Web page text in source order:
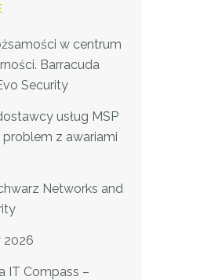
w centrum
Barracuda
Security
usług MSP
z awariami
Networks and
2026
IT Compass –